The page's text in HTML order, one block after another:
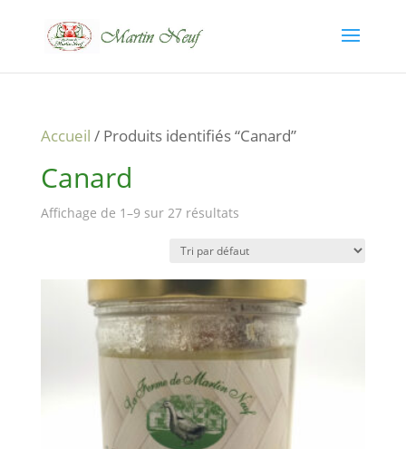
Accueil / Produits identifiés “Canard”
Canard
Affichage de 1–9 sur 27 résultats